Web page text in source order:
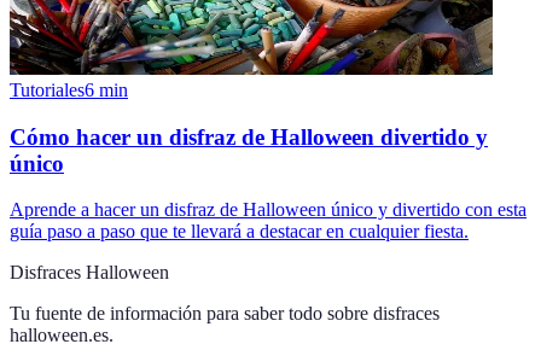
Tutoriales6 min
Cómo hacer un disfraz de Halloween divertido y
único
Aprende a hacer un disfraz de Halloween único y divertido con esta
guía paso a paso que te llevará a destacar en cualquier fiesta.
Disfraces Halloween
Tu fuente de información para saber todo sobre disfraces
halloween.es.